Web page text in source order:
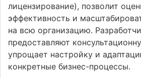
лицензирование), позволит
эффективность и
на всю организацию.
предоставляют
упрощает настройку и
конкретные бизнес-процессы.